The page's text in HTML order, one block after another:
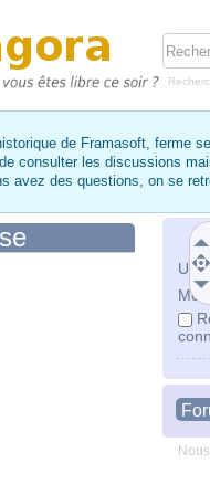
de Framasoft, ferme
consulter les discussions
avez des questions, on se
Mot